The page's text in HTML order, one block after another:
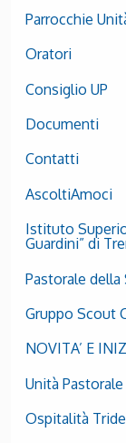
Parrocchie
Oratori
Consiglio UP
Documenti
Contatti
AscoltiAmoci
Istituto
Guardini” di
Pastorale della
Gruppo Scout
NOVITA’ E
Unità
Ospitalità